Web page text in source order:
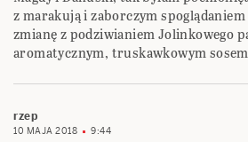
z marakują i zaborczym spoglądaniem
zmianę z podziwianiem Jolinkowego
aromatycznym, truskawkowym sosem
rzep
10 MAJA 2018 9:44